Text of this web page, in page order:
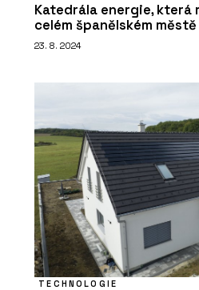
Katedrála energie, která
celém španělském městě
23. 8. 2024
TECHNOLOGIE